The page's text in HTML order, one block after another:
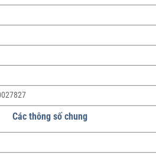
Các thông số chung